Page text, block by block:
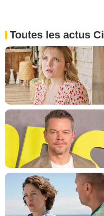
Toutes les actus